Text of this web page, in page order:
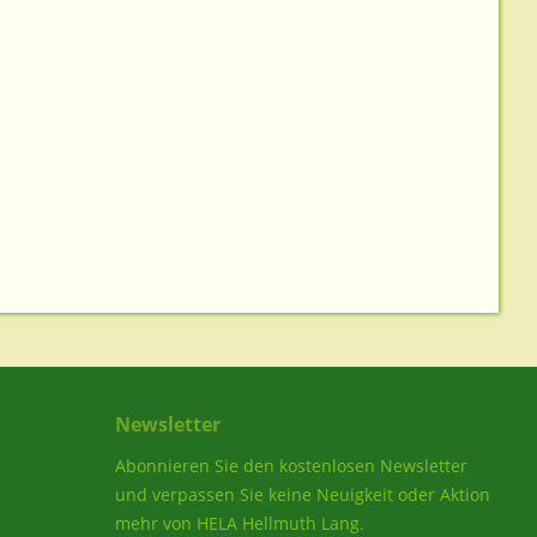
Newsletter
Abonnieren Sie den kostenlosen Newsletter
und verpassen Sie keine Neuigkeit oder Aktion
mehr von HELA Hellmuth Lang.